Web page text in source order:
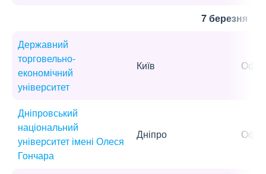
7 березня
Державний
торговельно-
економічний
університет
Київ
Дніпровський
національний
університет імені Олеся
Гончара
Дніпро